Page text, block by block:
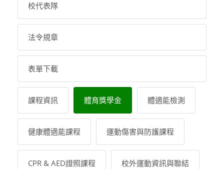
校代表隊
法令規章
表單下載
課程資訊 體育獎學金 體適能檢測
健康體適能課程 運動傷害與防護課程
CPR & AED證照課程 校外運動資訊與聯結